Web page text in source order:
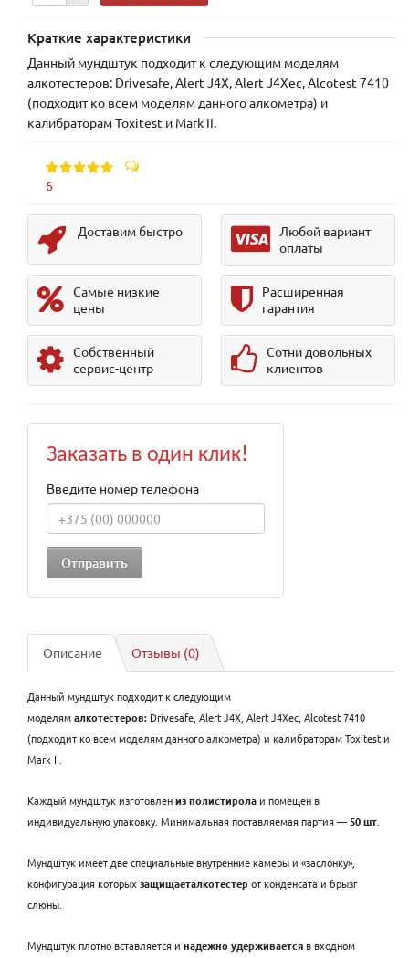
Краткие характеристики
Данный мундштук подходит к следующим моделям
алкотестеров: Drivesafe, Alert J4X, Alert J4Xec, Alcotest 7410
(подходит ко всем моделям данного алкометра) и
калибраторам Toxitest и Mark II.
6
Доставим быстро
Любой вариант
оплаты
Самые низкие
цены
Расширенная
гарантия
Собственный
сервис-центр
Сотни довольных
клиентов
Заказать в один клик!
Введите номер телефона
Описание Отзывы (0)
Данный мундштук подходит к следующим
моделямалкотестеров: Drivesafe, Alert J4X, Alert J4Xec, Alcotest 7410
(подходит ко всем моделям данного алкометра) и калибраторам Toxitest и
Mark II.
Каждый мундштук изготовлениз полистиролаи помещен в
индивидуальную упаковку. Минимальная поставляемая партия —50 шт.
Мундштук имеет две специальные внутренние камеры и «заслонку»,
конфигурация которыхзащищаеталкотестер от конденсата и брызг
слюны.
Мундштук плотно вставляется и надежно удерживаетсяв входном